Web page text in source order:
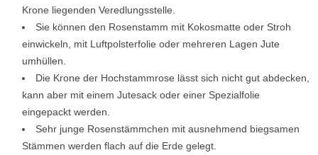
Krone liegenden Veredlungsstelle.
Sie können den Rosenstamm mit Kokosmatte oder Stroh
einwickeln, mit Luftpolsterfolie oder mehreren Lagen Jute
umhüllen.
Die Krone der Hochstammrose lässt sich nicht gut abdecken,
kann aber mit einem Jutesack oder einer Spezialfolie
eingepackt werden.
Sehr junge Rosenstämmchen mit ausnehmend biegsamen
Stämmen werden flach auf die Erde gelegt.